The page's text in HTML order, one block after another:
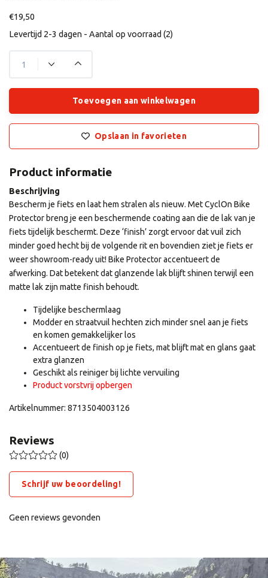
€19,50
Levertijd 2-3 dagen - Aantal op voorraad (2)
Toevoegen aan winkelwagen
Opslaan in favorieten
Product informatie
Beschrijving
Bescherm je fiets en laat hem stralen als nieuw. Met CyclOn Bike
Protector breng je een beschermende coating aan die de lak van je
fiets tijdelijk beschermt. Deze ‘finish’ zorgt ervoor dat vuil zich
minder goed hecht bij de volgende rit en bovendien ziet je fiets er
weer showroom-ready uit! Bike Protector accentueert de
afwerking. Dat betekent dat glanzende lak blijft shinen terwijl een
matte lak zijn matte finish behoudt.
Tijdelijke beschermlaag
Modder en straatvuil hechten zich minder snel aan je fiets
en komen gemakkelijker los
Accentueert de finish op je fiets, mat blijft mat en glans gaat
extra glanzen
Geschikt als reiniger bij lichte vervuiling
Product vorstvrij opbergen
Artikelnummer: 8713504003126
Reviews
(0)
Schrijf uw beoordeling!
Geen reviews gevonden